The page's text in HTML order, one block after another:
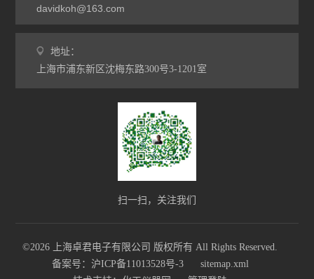
davidkoh@163.com
地址：
上海市浦东新区沈梅东路300号3-1201室
扫一扫，关注我们
©2026 上海卓君电子有限公司 版权所有 All Rights Reserved.
备案号：沪ICP备11013528号-3
sitemap.xml